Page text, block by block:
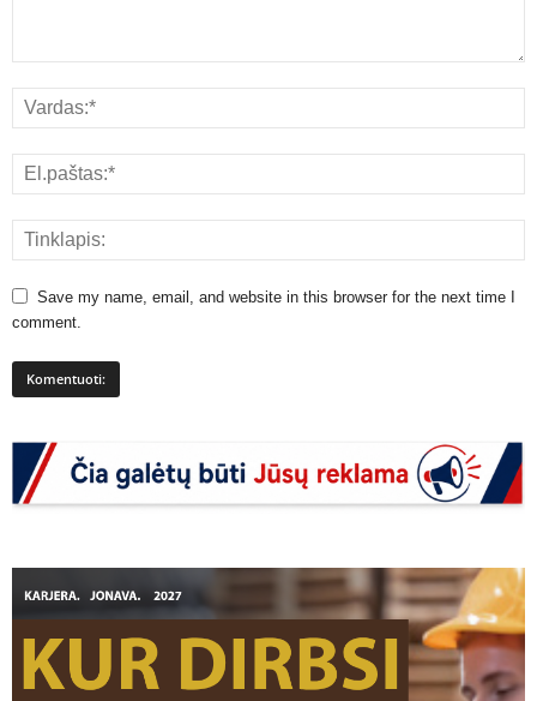
Save my name, email, and website in this browser for the next time I
comment.